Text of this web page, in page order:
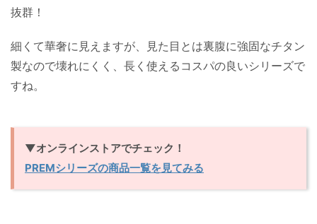
抜群！
細くて華奢に見えますが、見た目とは裏腹に強固なチタン
製なので壊れにくく、長く使えるコスパの良いシリーズで
すね。
▼オンラインストアでチェック！
PREMシリーズの商品一覧を見てみる